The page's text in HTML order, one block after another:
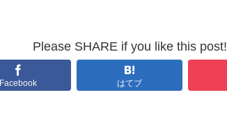
Please SHARE if you like this post!
Facebook はてブ